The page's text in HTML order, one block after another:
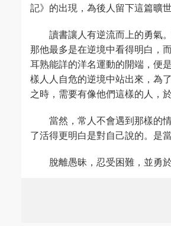
記》的出現，為後人留下這篇曠世
讀書讓人有逆流而上的勇氣
那他最多是在逆境中看得明白，
耳熟能詳的洋名運動的開端，便
樣人人自危的逆境中站出來，為
之時，需要有像他們這樣的人，
當然，常人不會遇到那樣的
了活得更明白是對自己說的。是
脫離愚昧，忍受困難，並勇